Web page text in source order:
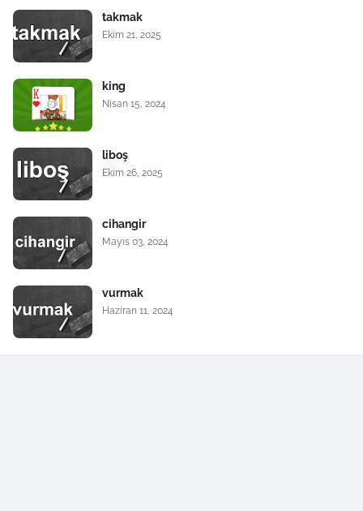
takmak
Ekim 21, 2025
king
Nisan 15, 2024
liboş
Ekim 26, 2025
cihangir
Mayıs 03, 2024
vurmak
Haziran 11, 2024